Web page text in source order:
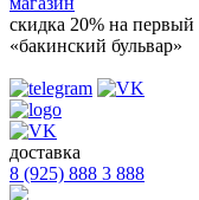
скидка 20% на первый
«бакинский бульвар»
доставка
8 (925) 888 3 888